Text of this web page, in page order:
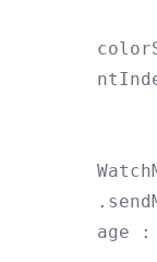
age :